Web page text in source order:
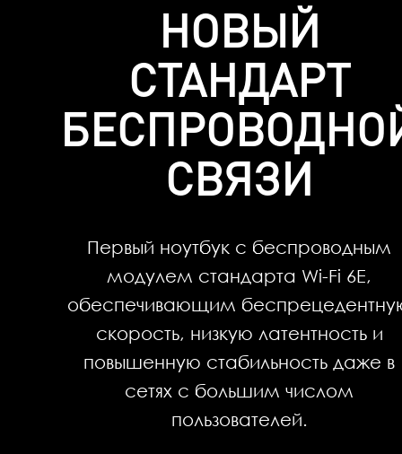
НОВЫЙ
СТАНДАРТ
СВЯЗИ
Первый ноутбук с беспроводным
модулем стандарта Wi-Fi 6E,
обеспечивающим
скорость, низкую латентность и
повышенную стабильность даже в
сетях с большим числом
пользователей.